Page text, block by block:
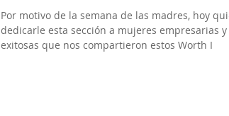
Por motivo de la semana de las madres, hoy
dedicarle esta sección a mujeres empresarias y
exitosas que nos compartieron estos Worth I